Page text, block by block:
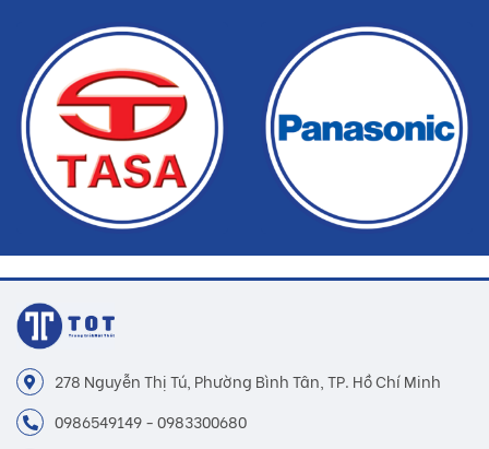
Dịch vụ nhanh chóng, tiết kiệm thời gian và tiền bạc cho khách
hàng
278 Nguyễn Thị Tú, Phường Bình Tân, TP. Hồ Chí Minh
0986549149 - 0983300680